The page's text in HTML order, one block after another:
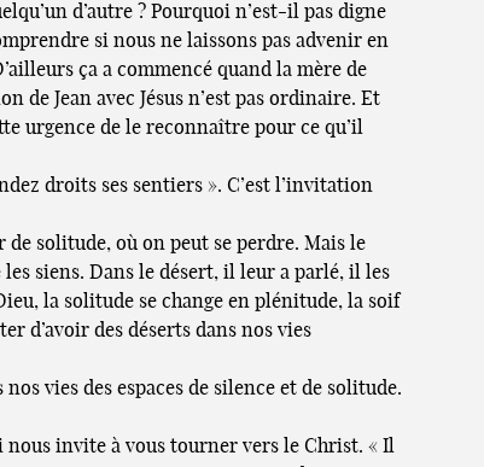
d’autre ? Pourquoi n’est-il pas digne
si nous ne laissons pas advenir en
ça a commencé quand la mère de
Jean avec Jésus n’est pas ordinaire. Et
urgence de le reconnaître pour ce qu’il
droits ses sentiers ». C’est l’invitation
de solitude, où on peut se perdre. Mais le
siens. Dans le désert, il leur a parlé, il les
la solitude se change en plénitude, la soif
d’avoir des déserts dans nos vies
vies des espaces de silence et de solitude.
nous invite à vous tourner vers le Christ. « Il